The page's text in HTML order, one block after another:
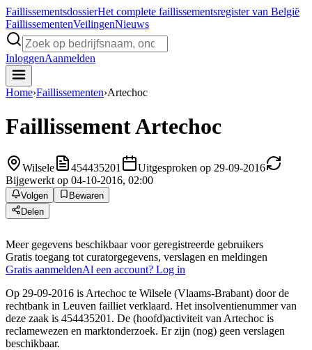
FaillissementsdossierHet complete faillissementsregister van België
FaillissementenVeilingenNieuws
InloggenAanmelden
Home›Faillissementen›Artechoc
FaillissementArtechoc
Wilsele 454435201
Uitgesproken op 29-09-2016
Bijgewerkt op 04-10-2016, 02:00
Volgen
Bewaren
Delen
Meer gegevens beschikbaar voor geregistreerde gebruikers
Gratis toegang tot curatorgegevens, verslagen en meldingen
Gratis aanmeldenAl een account? Log in
Op 29-09-2016 is Artechoc te Wilsele (Vlaams-Brabant) door de
rechtbank in Leuven failliet verklaard. Het insolventienummer van
deze zaak is 454435201. De (hoofd)activiteit van Artechoc is
reclamewezen en marktonderzoek. Er zijn (nog) geen verslagen
beschikbaar.